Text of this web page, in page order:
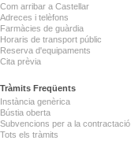
Com arribar a Castellar
Adreces i telèfons
Farmàcies de guàrdia
Horaris de transport públic
Reserva d'equipaments
Cita prèvia
Tràmits Freqüents
Instància genèrica
Bústia oberta
Subvencions per a la contractació
Tots els tràmits